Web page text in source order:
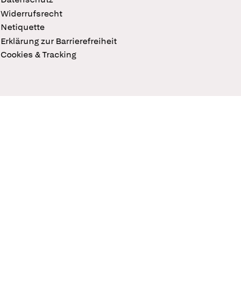
Widerrufsrecht
Netiquette
Erklärung zur Barrierefreiheit
Cookies & Tracking